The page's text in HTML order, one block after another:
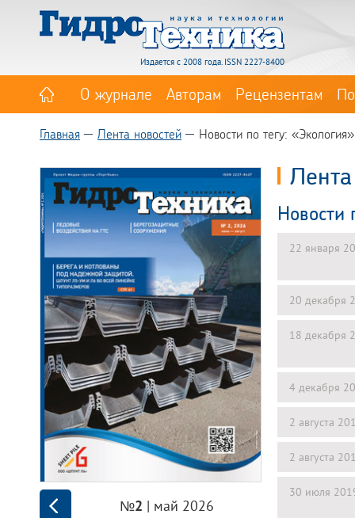
Издается с 2008 года. ISSN 2227-8400
О журнале Авторам Рецензентам
Главная Лента новостей Новости по тегу: «Экология»
№2 | май 2026
Новости
22 января
20 декабря
18 декабря
4 декабря
2 августа
2 августа
30 июля